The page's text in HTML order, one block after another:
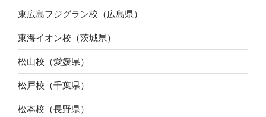
東広島フジグラン校（広島県）
東海イオン校（茨城県）
松山校（愛媛県）
松戸校（千葉県）
松本校（長野県）